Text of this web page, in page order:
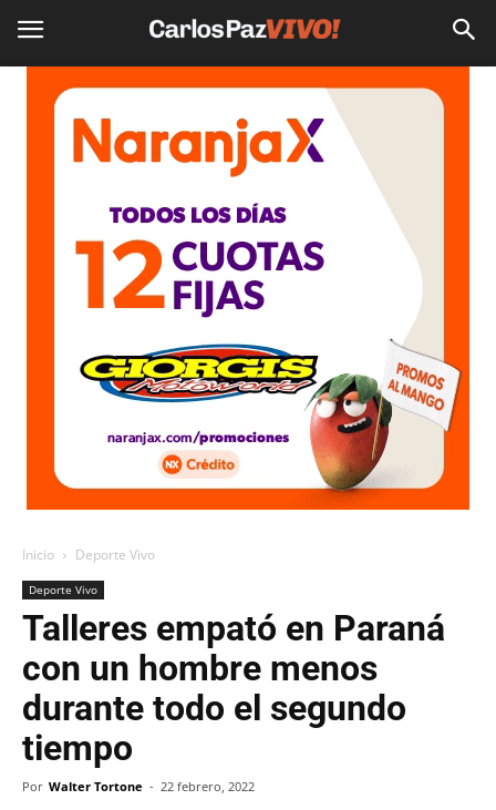
Inicio Deporte Vivo
Deporte Vivo
Talleres empató en Paraná
con un hombre menos
durante todo el segundo
tiempo
Por Walter Tortone - 22 febrero, 2022